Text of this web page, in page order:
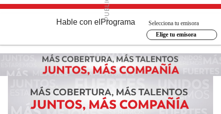
Hable con el Programa
Selecciona tu emisora
Elige tu emisora